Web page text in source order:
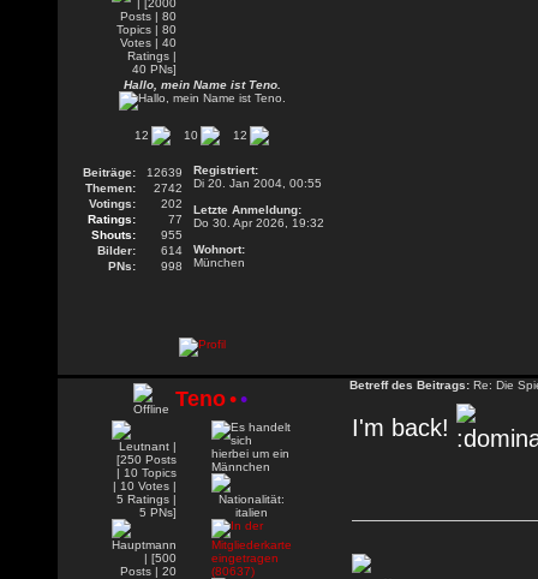
Hallo, mein Name ist Teno.
12 10 12
Beiträge:
12639
Themen:
2742
Votings:
202
Ratings:
77
Shouts:
955
Bilder:
614
PNs:
998
Registriert:
Di 20. Jan 2004, 00:55
Letzte Anmeldung:
Do 30. Apr 2026, 19:32
Wohnort:
München
Teno••
Betreff des Beitrags: Re: Die
I'm back!